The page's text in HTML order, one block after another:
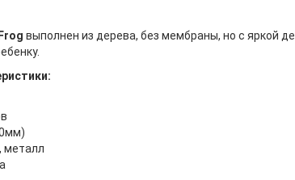
выполнен из дерева, без мембраны, но с яркой
металл